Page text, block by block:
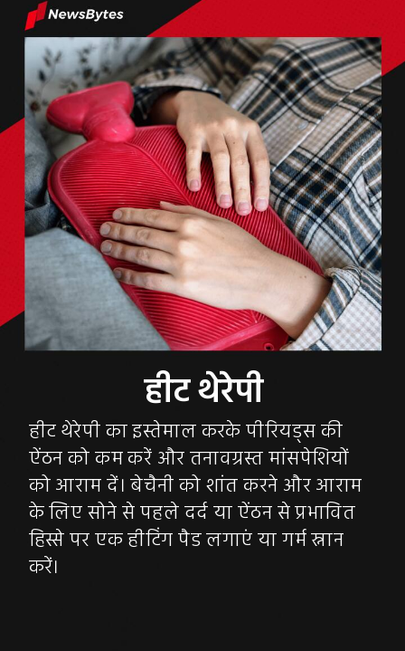
हीट थेरेपी
हीट थेरेपी का इस्तेमाल करके पीरियड्स की
ऐंठन को कम करें और तनावग्रस्त मांसपेशियों
को आराम दें। बेचैनी को शांत करने और आराम
के लिए सोने से पहले दर्द या ऐंठन से प्रभावित
हिस्से पर एक हीटिंग पैड लगाएं या गर्म स्नान